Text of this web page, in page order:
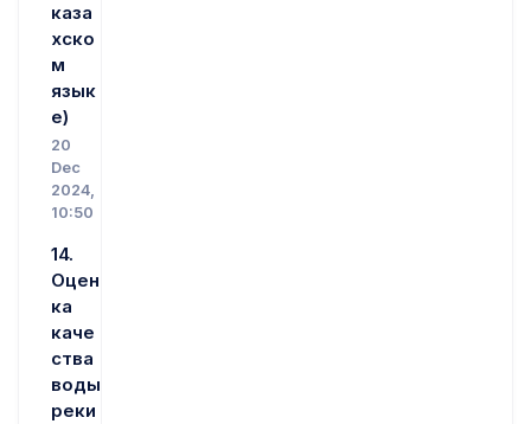
каза
хско
м
язык
е)
20
Dec
2024,
10:50
14.
Оцен
ка
каче
ства
воды
реки